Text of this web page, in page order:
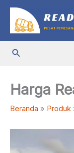
konten
Cari
Harga
Beranda Produk